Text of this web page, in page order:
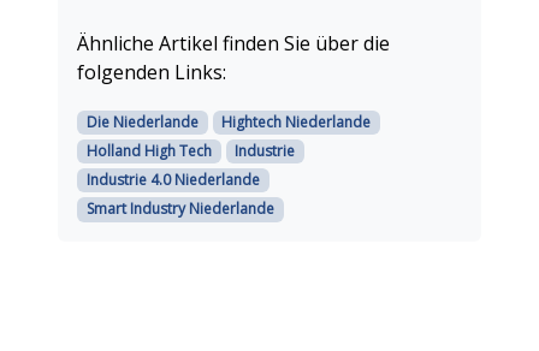
Ähnliche Artikel finden Sie über die
folgenden Links:
Die Niederlande
Hightech Niederlande
Holland High Tech
Industrie
Industrie 4.0 Niederlande
Smart Industry Niederlande